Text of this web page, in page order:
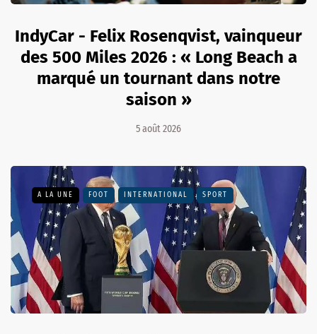
IndyCar - Felix Rosenqvist, vainqueur
des 500 Miles 2026 : « Long Beach a
marqué un tournant dans notre
saison »
5 août 2026
A LA UNE FOOT INTERNATIONAL SPORT